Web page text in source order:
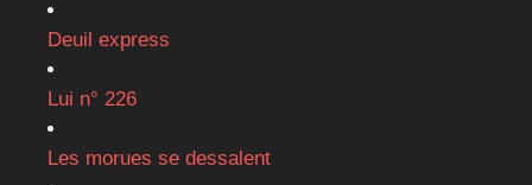
Deuil express
Lui n° 226
Les morues se dessalent